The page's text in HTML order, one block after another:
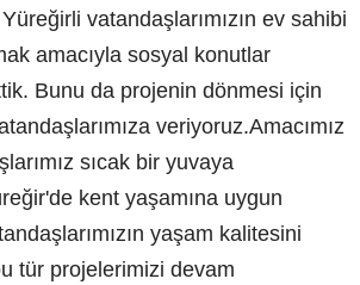
vatandaşlarımızın ev sahibi
amacıyla sosyal konutlar
Bunu da projenin dönmesi için
veriyoruz.Amacımız
sıcak bir yuvaya
kent yaşamına uygun
yaşam kalitesini
tür projelerimizi devam